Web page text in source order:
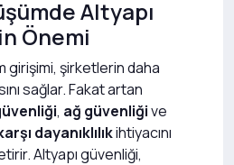
Altyapı
Önemi
girişimi, şirketlerin daha
sağlar. Fakat artan
, ağ güvenliğive
dayanıklılıkihtiyacını
Altyapı güvenliği,